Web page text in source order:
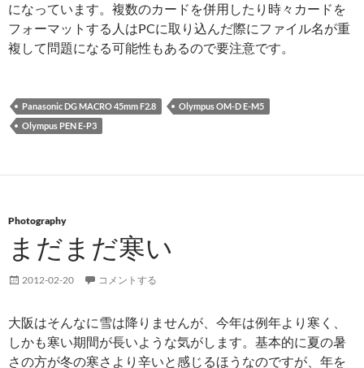
になっています。複数のカードを併用したり時々カードを
フォーマットする人はPCに取り込んだ際にファイル名が重
複して問題になる可能性もあるので要注意です。
Panasonic DG MACRO 45mm F2.8
Olympus OM-D E-M5
Olympus PEN E-P3
Photography
まだまだ寒い
2012-02-20 コメントする
大阪はそんなに雪は降りませんが、今年は例年より寒く、
しかも寒い期間が長いような気がします。基本的に夏の暑
さの方が冬の寒さより辛いと感じるほうなのですが、年を